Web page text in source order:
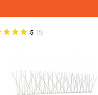
5 (1)